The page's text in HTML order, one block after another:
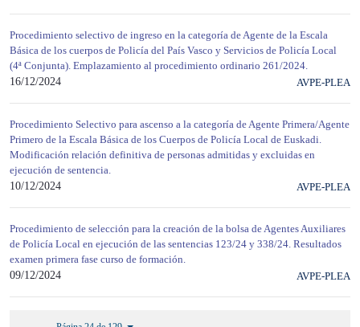
Procedimiento selectivo de ingreso en la categoría de Agente de la Escala
Básica de los cuerpos de Policía del País Vasco y Servicios de Policía Local
(4ª Conjunta). Emplazamiento al procedimiento ordinario 261/2024.
16/12/2024
AVPE-PLEA
Procedimiento Selectivo para ascenso a la categoría de Agente Primera/Agente
Primero de la Escala Básica de los Cuerpos de Policía Local de Euskadi.
Modificación relación definitiva de personas admitidas y excluidas en
ejecución de sentencia.
10/12/2024
AVPE-PLEA
Procedimiento de selección para la creación de la bolsa de Agentes Auxiliares
de Policía Local en ejecución de las sentencias 123/24 y 338/24. Resultados
examen primera fase curso de formación.
09/12/2024
AVPE-PLEA